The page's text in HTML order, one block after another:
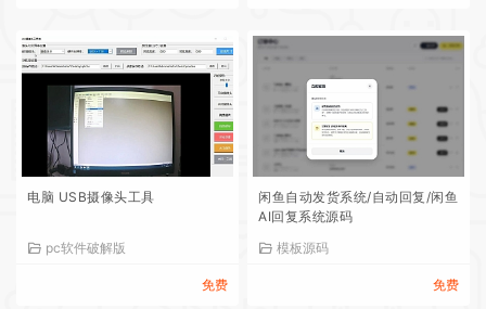
电脑 USB摄像头工具
pc软件破解版
免费
闲鱼自动发货系统/自动回复/闲鱼
AI回复系统源码
模板源码
免费